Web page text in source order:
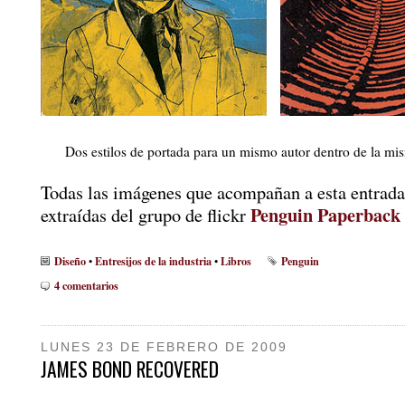
Dos estilos de portada para un mismo autor dentro de la
Todas las imágenes que acompañan a esta
extraídas del grupo de flickrPenguin
Diseño•Entresijos de la industria•Libros
Penguin
4 comentarios
LUNES 23 DE FEBRERO DE 2009
JAMES BOND RECOVERED